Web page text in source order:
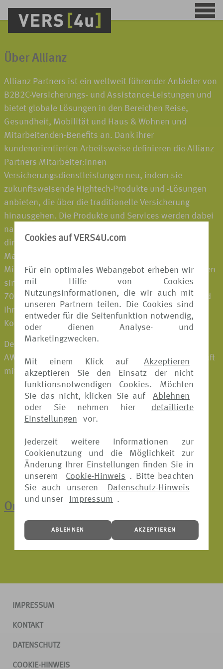
Cookies auf VERS4U.com
Für ein optimales Webangebot erheben wir
mit Hilfe von Cookies
Nutzungsinformationen, die wir auch mit
unseren Partnern teilen. Die Cookies sind
entweder für die Seitenfunktion notwendig,
oder dienen Analyse- und
Marketingzwecken.
Mit einem Klick auf
Akzeptieren
akzeptieren Sie den Einsatz der nicht
funktionsnotwendigen Cookies. Möchten
Sie das nicht, klicken Sie auf
Ablehnen
oder Sie nehmen hier
detaillierte
Einstellungen
vor.
Jederzeit weitere Informationen zur
Cookienutzung und die Möglichkeit zur
Änderung Ihrer Einstellungen finden Sie in
unserem
Cookie-Hinweis . Bitte beachten
Sie auch unseren
Datenschutz-Hinweis
und unser
Impressum .
ABLEHNEN AKZEPTIEREN
Über Allianz
Allianz Partners ist ein weltweit führender Anbieter von
B2B2C-Versicherungs- und Assistance-Leistungen und
bietet globale Lösungen in den Bereichen Reise,
Gesundheit, Mobilität und Haus & Wohnen und
Mitarbeitenden-Benefits an. Dank ihrer
kundenorientierten Arbeitsweise definieren die Allianz
Partners Mitarbeiter:innen
Versicherungsdienstleistungen neu, indem sie
zukunftsweisende Hightech-Produkte und -Lösungen
anbieten, die über die traditionelle Versicherung
hinausgehen. Die Produkte und Services werden dabei
nahtlos in das Geschäft der Partner eingebettet oder
direkt an die Kund:innen verkauft und sind unter der
Marke Allianz erhältlich. Rund 21.900
Mitarbeiter:innen, die in mehr als 75 Ländern vertreten
sind, bearbeiten jährlich etwa 72,5 Millionen Fälle in
70 Sprachen. Damit bieten sie Geschäftspartnern und
ihren Kund:innen auf der ganzen Welt Sicherheit und
Komfort – nur einen Klick entfernt.
Der Allianz Reiseschutz wird in Deutschland von der
AWP P&C S.A., Niederlassung für Deutschland verkauft
mit Sitz in der Königinstr. 28 in München.
Online-Schadenmeldung
IMPRESSUM
KONTAKT
DATENSCHUTZ
COOKIE-HINWEIS